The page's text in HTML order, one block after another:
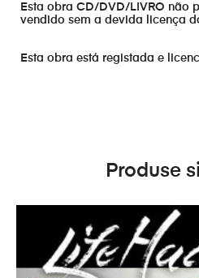
Esta obra CD/DVD/LIVRO não
vendido sem a devida licença
Esta obra está registada e
Produse